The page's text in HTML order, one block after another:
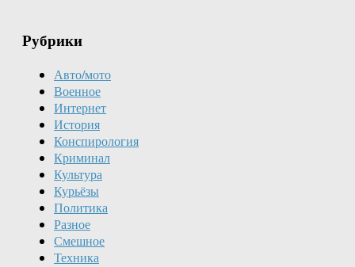
Рубрики
Авто/мото
Военное
Интернет
История
Конспирология
Криминал
Культура
Курьёзы
Политика
Разное
Смешное
Техника